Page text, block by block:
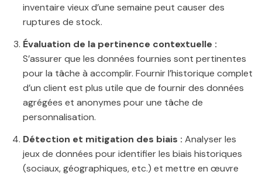
inventaire vieux d’une semaine peut causer des
ruptures de stock.
Évaluation de la pertinence contextuelle :
S’assurer que les données fournies sont pertinentes
pour la tâche à accomplir. Fournir l’historique complet
d’un client est plus utile que de fournir des données
agrégées et anonymes pour une tâche de
personnalisation.
Détection et mitigation des biais : Analyser les
jeux de données pour identifier les biais historiques
(sociaux, géographiques, etc.) et mettre en œuvre